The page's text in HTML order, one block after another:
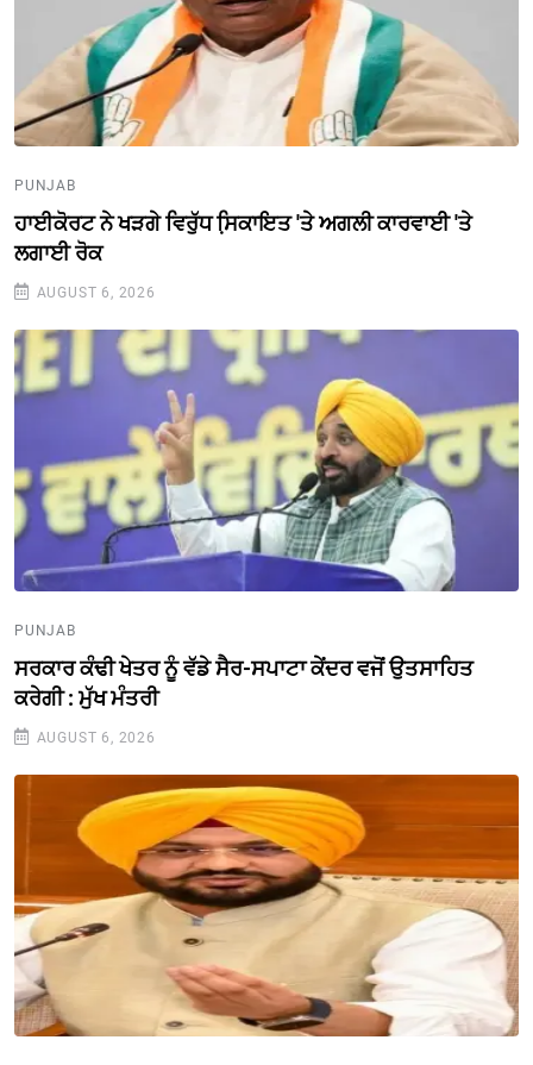
PUNJAB
ਹਾਈਕੋਰਟ ਨੇ ਖੜਗੇ ਵਿਰੁੱਧ ਸਿ਼ਕਾਇਤ 'ਤੇ ਅਗਲੀ ਕਾਰਵਾਈ 'ਤੇ
ਲਗਾਈ ਰੋਕ
AUGUST 6, 2026
PUNJAB
ਸਰਕਾਰ ਕੰਢੀ ਖੇਤਰ ਨੂੰ ਵੱਡੇ ਸੈਰ-ਸਪਾਟਾ ਕੇਂਦਰ ਵਜੋਂ ਉਤਸਾਹਿਤ
ਕਰੇਗੀ : ਮੁੱਖ ਮੰਤਰੀ
AUGUST 6, 2026